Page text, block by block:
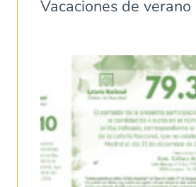
Vacaciones de verano